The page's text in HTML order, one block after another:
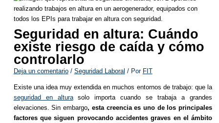
Seguridad en altura: Cuándo
existe riesgo de caída y cómo
controlarlo
Deja un comentario / Seguridad Laboral / Por FIT
Existe una idea muy extendida en muchos entornos de trabajo: que la
seguridad en alturasolo importa cuando se trabaja a grandes
elevaciones. Sin embargo, esta creencia es uno de los principales
factores que siguen provocando accidentes graves en el ámbito